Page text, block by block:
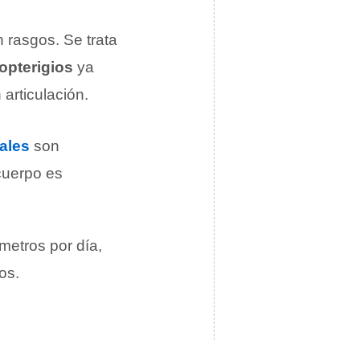
rasgos. Se trata
ya
son
es
por día,